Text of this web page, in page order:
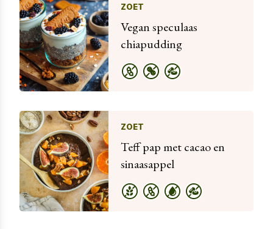
ZOET
Vegan speculaas
chiapudding
ZOET
Teff pap met cacao en
sinaasappel